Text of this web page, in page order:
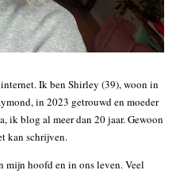
Ik ben Shirley (39), woon in
in 2023 getrouwd en moeder
ik blog al meer dan 20 jaar. Gewoon
kan schrijven.
mijn hoofd en in ons leven. Veel